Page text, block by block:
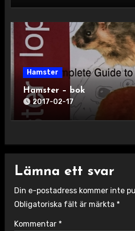
Hamster
Hamster – bok
2017-02-17
Lämna ett svar
Din e-postadress kommer inte
Obligatoriska fält är märkta *
Kommentar *